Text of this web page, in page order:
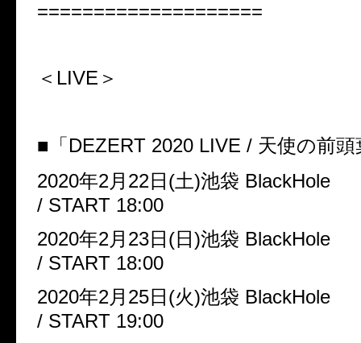
====================
＜ LIVE ＞
■「 DEZERT 2020 LIVE / 天使の前頭
2020年2月 22日 (土)池袋 BlackHole
/ START 18:00
2020年2月 23日 (日 )池袋 BlackHole
/ START 18:00
2020年2月 25日 (火)池袋 BlackHole
/ START 19:00